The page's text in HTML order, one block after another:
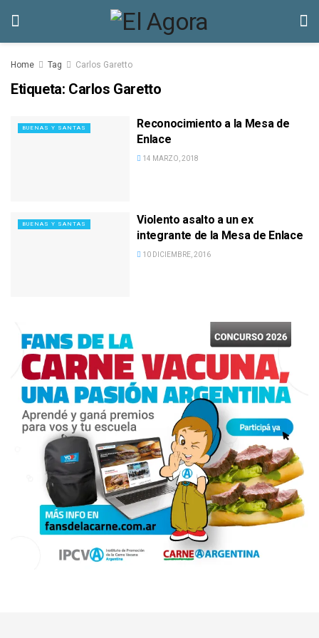
Home Tag Carlos Garetto
Etiqueta: Carlos Garetto
BUENAS Y SANTAS
Reconocimiento a la Mesa de
Enlace
14 MARZO, 2018
BUENAS Y SANTAS
Violento asalto a un ex
integrante de la Mesa de Enlace
10 DICIEMBRE, 2016